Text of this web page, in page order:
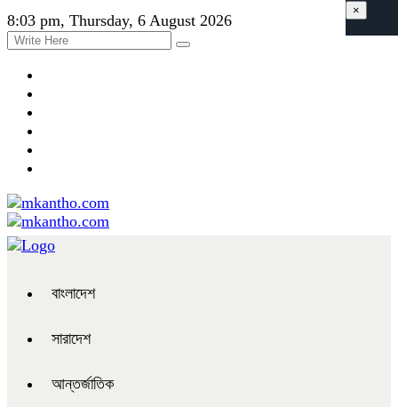
8:03 pm, Thursday, 6 August 2026
বাংলাদেশ
সারাদেশ
আন্তর্জাতিক
×